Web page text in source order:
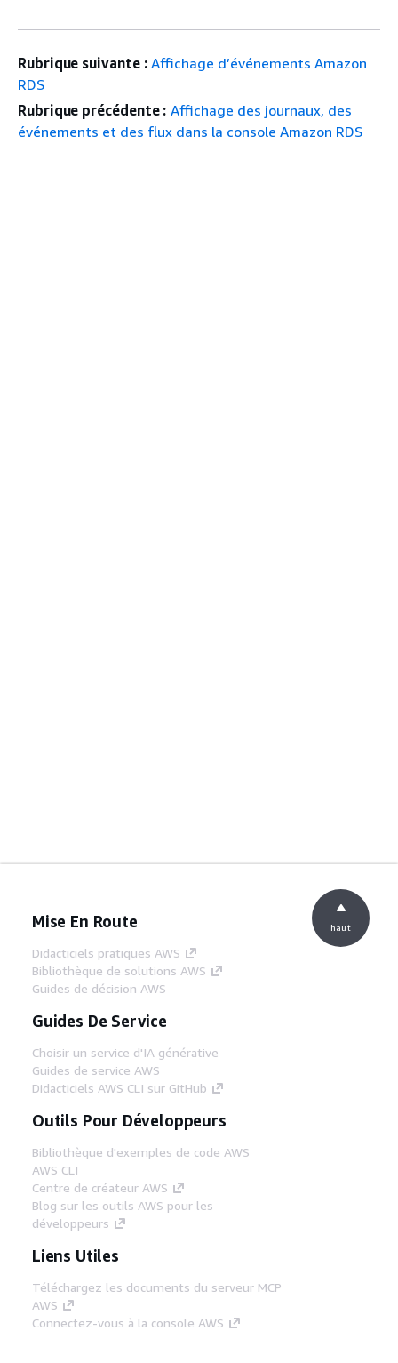
Rubrique suivante : Affichage d’événements Amazon
RDS
Rubrique précédente : Affichage des journaux, des
événements et des flux dans la console Amazon RDS
Mise En Route
Didacticiels pratiques AWS
Bibliothèque de solutions AWS
Guides de décision AWS
Guides De Service
Choisir un service d'IA générative
Guides de service AWS
Didacticiels AWS CLI sur GitHub
Outils Pour Développeurs
Bibliothèque d'exemples de code AWS
AWS CLI
Centre de créateur AWS
Blog sur les outils AWS pour les
développeurs
Liens Utiles
Téléchargez les documents du serveur MCP
AWS
Connectez-vous à la console AWS
haut